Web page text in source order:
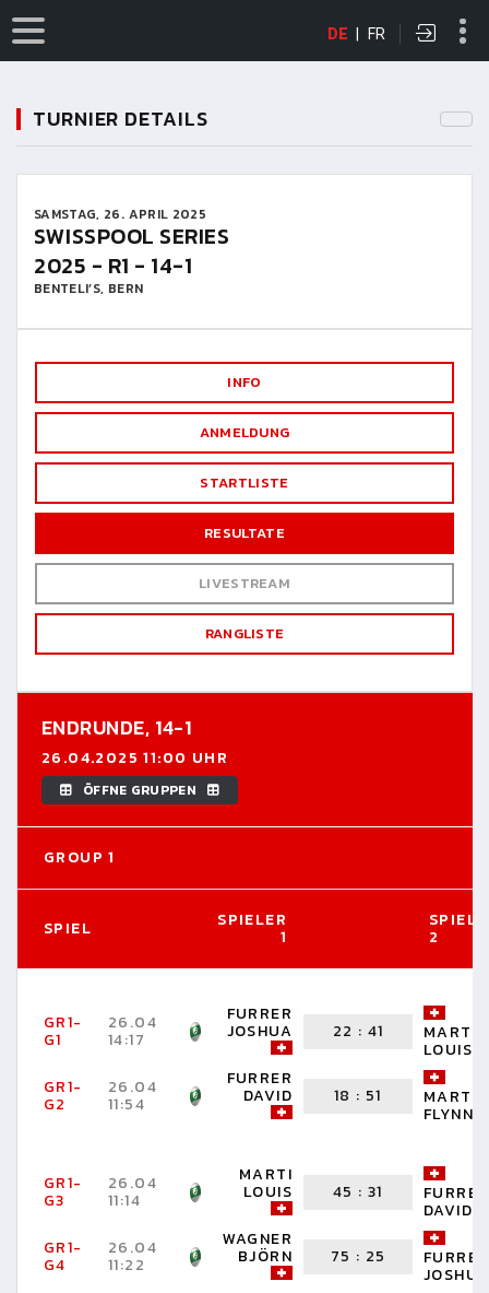
DE | FR
TURNIER DETAILS
SAMSTAG, 26. APRIL 2025
SWISSPOOL SERIES
2025 - R1 - 14-1
BENTELI’S, BERN
INFO
ANMELDUNG
STARTLISTE
RESULTATE
LIVESTREAM
RANGLISTE
ENDRUNDE, 14-1
26.04.2025 11:00 UHR
ÖFFNE GRUPPEN
GROUP 1
SPIEL SPIELER
1 2
GR1-
G1
26.04
14:17
FURRER
JOSHUA 22 : 41 MARTI
LOUIS
GR1-
G2
26.04
11:54
FURRER
DAVID 18 : 51 MARTI
FLYNN
GR1-
G3
26.04
11:14
MARTI
LOUIS 45 :31 FURRER
DAVID
GR1-
G4
26.04
11:22
WAGNER
BJÖRN 75 : 25 FURRER
JOSHUA